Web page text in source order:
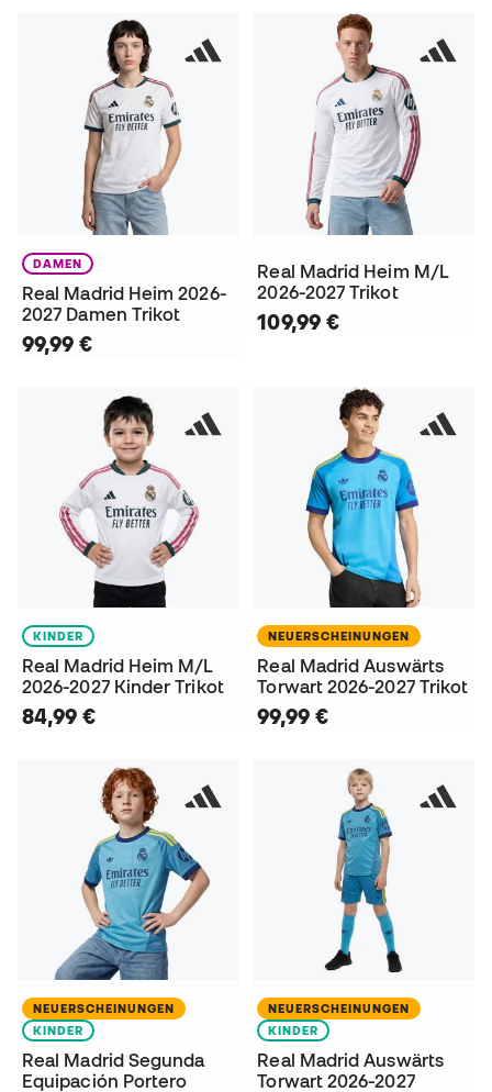
DAMEN
Real Madrid Heim 2026-
2027 Damen Trikot
99,99 €
Real Madrid Heim M/L
2026-2027 Trikot
109,99 €
KINDER
Real Madrid Heim M/L
2026-2027 Kinder Trikot
84,99 €
NEUERSCHEINUNGEN
Real Madrid Auswärts
Torwart 2026-2027 Trikot
99,99 €
NEUERSCHEINUNGEN
KINDER
Real Madrid Segunda
Equipación Portero
NEUERSCHEINUNGEN
KINDER
Real Madrid Auswärts
Torwart 2026-2027